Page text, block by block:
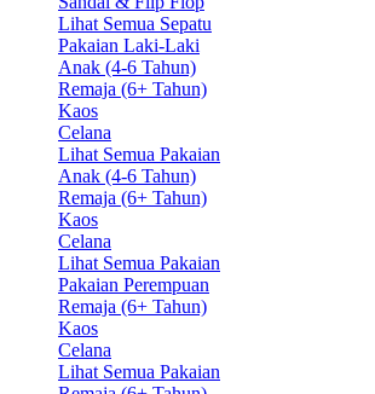
Lihat Semua Sepatu
Pakaian Laki-Laki
Anak (4-6 Tahun)
Remaja (6+ Tahun)
Kaos
Celana
Lihat Semua Pakaian
Anak (4-6 Tahun)
Remaja (6+ Tahun)
Kaos
Celana
Lihat Semua Pakaian
Pakaian Perempuan
Remaja (6+ Tahun)
Kaos
Celana
Lihat Semua Pakaian